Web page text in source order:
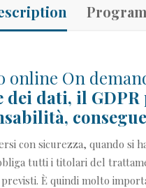
online On
dei dati, il
con sicurezza, quando si
tutti i titolari del
È quindi molto